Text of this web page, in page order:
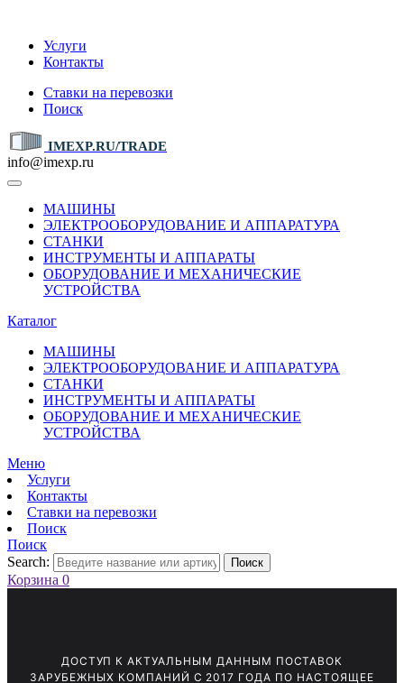
Услуги
Контакты
Ставки на перевозки
Поиск
IMEXP.RU/TRADE
info@imexp.ru
МАШИНЫ
ЭЛЕКТРООБОРУДОВАНИЕ И АППАРАТУРА
СТАНКИ
ИНСТРУМЕНТЫ И АППАРАТЫ
ОБОРУДОВАНИЕ И МЕХАНИЧЕСКИЕ
УСТРОЙСТВА
Каталог
МАШИНЫ
ЭЛЕКТРООБОРУДОВАНИЕ И АППАРАТУРА
СТАНКИ
ИНСТРУМЕНТЫ И АППАРАТЫ
ОБОРУДОВАНИЕ И МЕХАНИЧЕСКИЕ
УСТРОЙСТВА
Меню
Услуги
Контакты
Ставки на перевозки
Поиск
Поиск
Search:
Поиск
Корзина 0
ДОСТУП К АКТУАЛЬНЫМ ДАННЫМ ПОСТАВОК
ЗАРУБЕЖНЫХ КОМПАНИЙ С 2017 ГОДА ПО НАСТОЯЩЕЕ